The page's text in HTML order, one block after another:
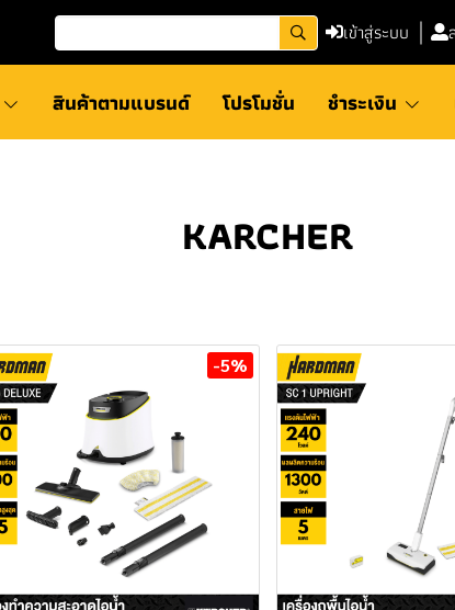
เข้าสู่ระบบ
สินค้าตามแบรนด์ โปรโมชั่น ชำระเงิน
KARCHER
-5%